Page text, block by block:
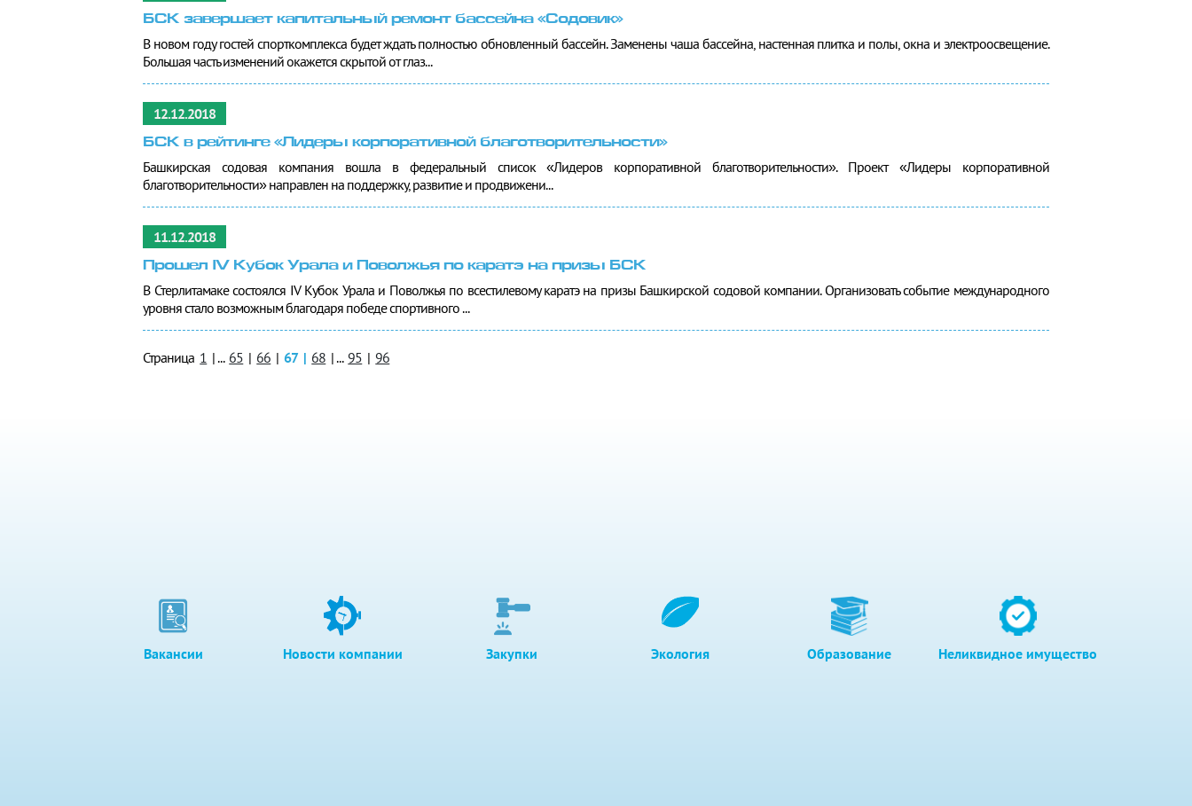
БСК завершает капитальный ремонт бассейна «Содовик»
В новом году гостей спорткомплекса будет ждать полностью обновленный бассейн. Заменены чаша бассейна, настенная плитка и полы, окна и электроосвещение.
Большая часть изменений окажется скрытой от глаз...
12.12.2018
БСК в рейтинге «Лидеры корпоративной благотворительности»
Башкирская содовая компания вошла в федеральный список «Лидеров корпоративной благотворительности». Проект «Лидеры корпоративной
благотворительности» направлен на поддержку, развитие и продвижени...
11.12.2018
Прошел IV Кубок Урала и Поволжья по каратэ на призы БСК
В Стерлитамаке состоялся IV Кубок Урала и Поволжья по всестилевому каратэ на призы Башкирской содовой компании. Организовать событие международного
уровня стало возможным благодаря победе спортивного ...
Страница 1 | ... 65 | 66 | 67 | 68 | ... 95 | 96
Вакансии Новости компании Закупки Экология Образование Неликвидное имущество